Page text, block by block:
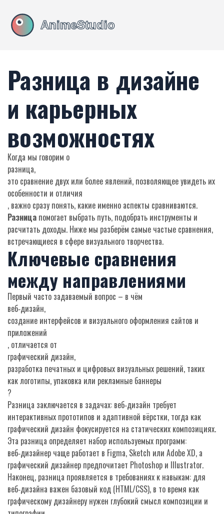
Разница в дизайне
и карьерных
возможностях
Когда мы говорим о
разница,
это сравнение двух или более явлений, позволяющее увидеть их
особенности и отличия
, важно сразу понять, какие именно аспекты сравниваются.
Разница помогает выбрать путь, подобрать инструменты и
расчитать доходы. Ниже мы разберём самые частые сравнения,
встречающиеся в сфере визуального творчества.
Ключевые сравнения
между направлениями
Первый часто задаваемый вопрос – в чём
веб‑дизайн,
создание интерфейсов и визуального оформления сайтов и
приложений
, отличается от
графический дизайн,
разработка печатных и цифровых визуальных решений, таких
как логотипы, упаковка или рекламные баннеры
?
Разница заключается в задачах: веб‑дизайн требует
интерактивных прототипов и адаптивной вёрстки, тогда как
графический дизайн фокусируется на статических композициях.
Эта разница определяет набор используемых программ:
веб‑дизайнер чаще работает в Figma, Sketch или Adobe XD, а
графический дизайнер предпочитает Photoshop и Illustrator.
Наконец, разница проявляется в требованиях к навыкам: для
веб‑дизайна важен базовый код (HTML/CSS), в то время как
графическому дизайнеру нужен глубокий смысл композиции и